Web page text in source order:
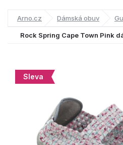
Arno.cz Dámská obuv
Rock Spring Cape Town Pink
Sleva